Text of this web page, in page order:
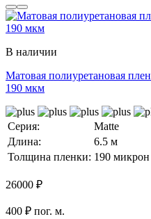
В наличии
Матовая полиуретановая
190 мкм
Серия:
Matte
Длина:
6.5 м
Толщина пленки: 190 микрон
26000 ₽
400 ₽ пог. м.